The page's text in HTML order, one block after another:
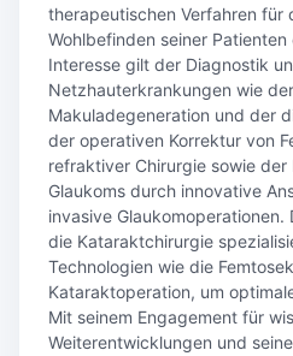
therapeutischen Verfahren für
Wohlbefinden seiner
Interesse gilt der Diagnostik
Netzhauterkrankungen wie
Makuladegeneration und der
der operativen Korrektur von
refraktiver Chirurgie sowie der
Glaukoms durch innovative
invasive
die Kataraktchirurgie
Technologien wie die
Kataraktoperation, um
Mit seinem Engagement für
Weiterentwicklungen und